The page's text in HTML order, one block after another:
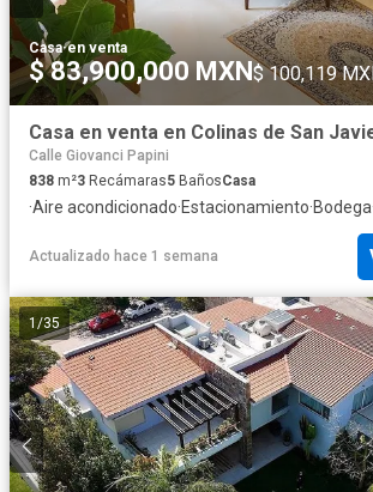
Casa·en venta
$ 83,900,000 MXN $ 100,119
Casa en venta en Colinas de San
Calle Giovanci Papini
838 m²3 Recámaras5 BañosCasa
·Aire acondicionado·Estacionamiento·Bodega
Actualizado hace 1 semana
1 /35